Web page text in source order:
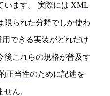
います。 実際には XML
限られた分野でしか使わ
用できる実装がどれだけ
後これらの規格が普及す
正当性のために記述を
ん。